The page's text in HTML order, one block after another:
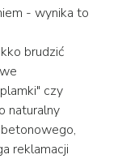
- wynika to
brudzić
czy
naturalny
reklamacji